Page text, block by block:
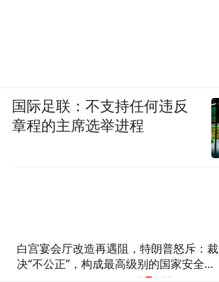
白宫宴会厅改造再遇阻，特朗普怒斥：裁
决“不公正”，构成最高级别的国家安全威
胁，将向美国最高法院提起上诉
国际足联：不支持任何违反
章程的主席选举进程